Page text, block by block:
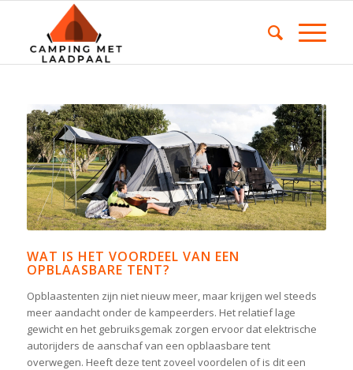
WAT IS HET VOORDEEL VAN EEN
OPBLAASBARE TENT?
Opblaastenten zijn niet nieuw meer, maar krijgen wel steeds
meer aandacht onder de kampeerders. Het relatief lage
gewicht en het gebruiksgemak zorgen ervoor dat elektrische
autorijders de aanschaf van een opblaasbare tent
overwegen. Heeft deze tent zoveel voordelen of is dit een